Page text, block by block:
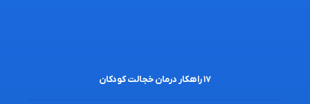
۱۷ راهکار درمان خجالت کودکان